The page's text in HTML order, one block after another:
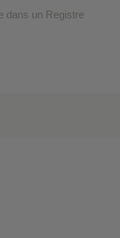
dans un Registre